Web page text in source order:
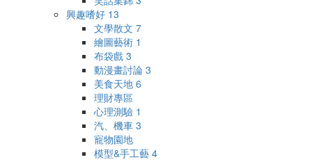
興趣嗜好 13
文學散文 7
繪圖藝術 1
布袋戲 3
動漫畫討論 3
美食天地 6
理財專區
心理測驗 1
汽、機車 3
寵物園地
模型&手工藝 4